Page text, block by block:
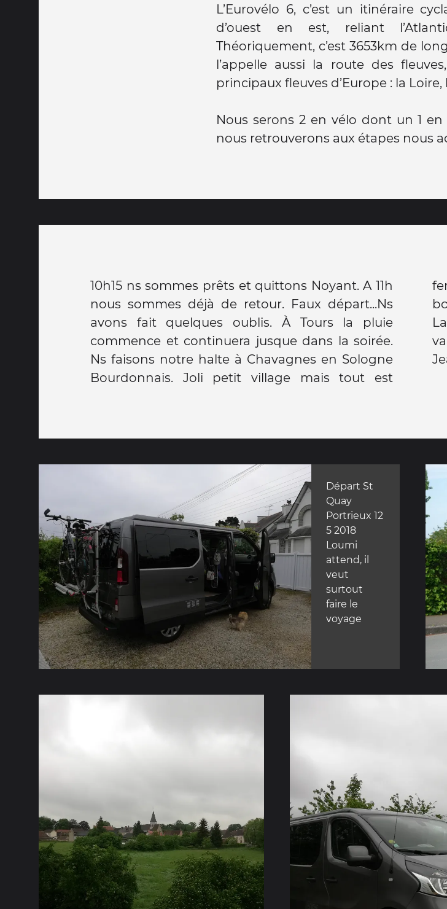
L’Eurovélo 6, c’est un itinéraire
d’ouest en est, reliant
Théoriquement, c’est 3653km de
l’appelle aussi la route des
principaux fleuves d’Europe : la
Nous serons 2 en vélo dont un 1
nous retrouverons aux étapes nous
10h15 ns sommes prêts et quittons Noyant. A 11h
nous sommes déjà de retour. Faux départ...Ns
avons fait quelques oublis. À Tours la pluie
commence et continuera jusque dans la soirée.
Ns faisons notre halte à Chavagnes en Sologne
Bourdonnais. Joli petit village mais tout est
fermé. Ns sommes lundi et verrons demain si la
boulangerie a ouvert ses rideaux. Jacques dort.
La lumière ne le dérange pas. J' ai ma liseuse je
vais pouvoir lire un peu. "Et moi je vis toujours de
Départ St
Quay
Portrieux 12
5 2018
Loumi
attend, il
veut
surtout
faire le
voyage